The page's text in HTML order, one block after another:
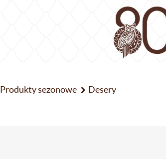
Produkty sezonowe Desery